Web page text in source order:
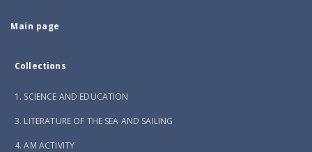
Main page
Collections
1. SCIENCE AND EDUCATION
3. LITERATURE OF THE SEA AND SAILING
4. AM ACTIVITY